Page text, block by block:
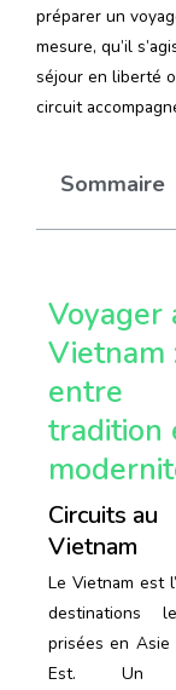
préparer un
mesure, qu’il
séjour en liberté
circuit
Sommaire
Voyager
Vietnam
entre
tradition
Circuits au
Vietnam
Le Vietnam est
destinations
prisées en Asie
Est.